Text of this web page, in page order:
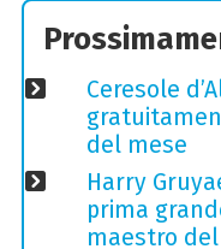
Ceresole
del mese
Harry
prima
maestro